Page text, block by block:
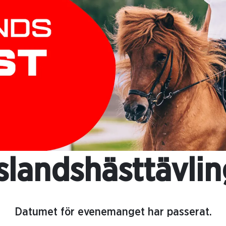
Datumet för evenemanget har passerat.